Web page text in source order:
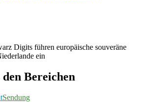
Digits führen europäische souveräne
ein
Bereichen
Sendung